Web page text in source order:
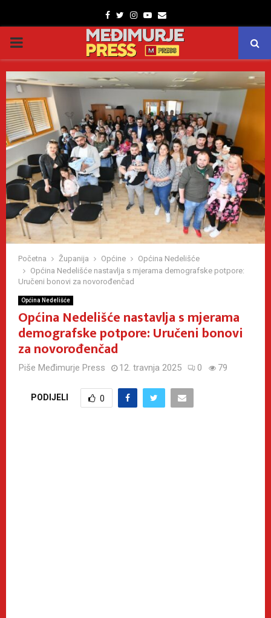
Facebook
TwitterInstagram
Youtube
Email
PRIMARY
MENU
Početna Županija Općine
Općina Nedelišće
Općina Nedelišće nastavlja s mjerama demografske potpore:
Uručeni bonovi za novorođenčad
Općina Nedelišće
Općina Nedelišće nastavlja s mjerama
demografske potpore: Uručeni bonovi
za novorođenčad
Piše Međimurje Press 12. travnja 2025 0 79
PODIJELI 0